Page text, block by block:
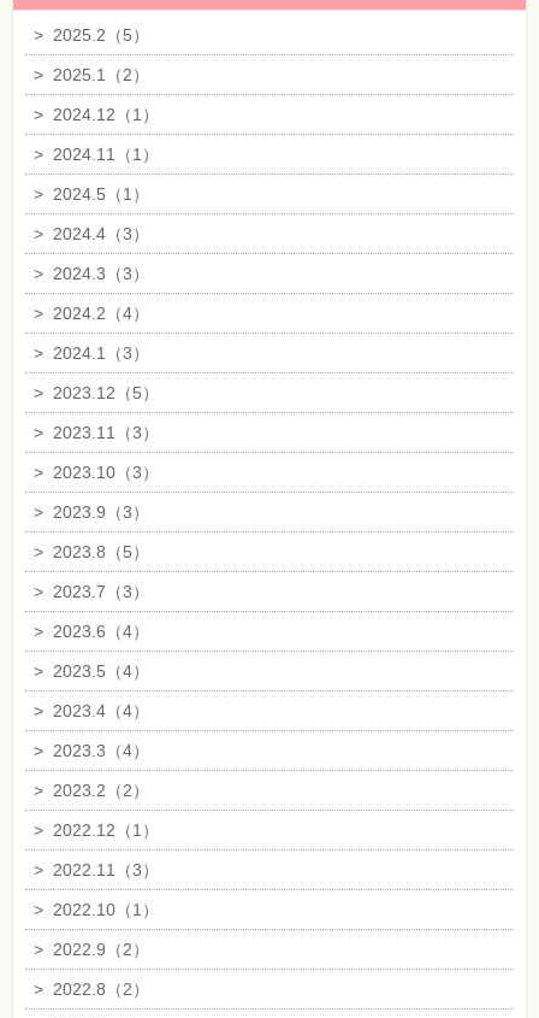
> 2025.2（5）
> 2025.1（2）
> 2024.12（1）
> 2024.11（1）
> 2024.5（1）
> 2024.4（3）
> 2024.3（3）
> 2024.2（4）
> 2024.1（3）
> 2023.12（5）
> 2023.11（3）
> 2023.10（3）
> 2023.9（3）
> 2023.8（5）
> 2023.7（3）
> 2023.6（4）
> 2023.5（4）
> 2023.4（4）
> 2023.3（4）
> 2023.2（2）
> 2022.12（1）
> 2022.11（3）
> 2022.10（1）
> 2022.9（2）
> 2022.8（2）